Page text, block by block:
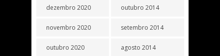
dezembro 2020
novembro 2020
outubro 2020
outubro 2014
setembro 2014
agosto 2014